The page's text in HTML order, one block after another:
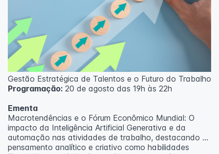
Gestão Estratégica de Talentos e o Futuro do Trabalho
Programação: 20 de agosto das 19h às 22h
Ementa
Macrotendências e o Fórum Econômico Mundial: O
impacto da Inteligência Artificial Generativa e da
automação nas atividades de trabalho, destacando o
pensamento analítico e criativo como habilidades